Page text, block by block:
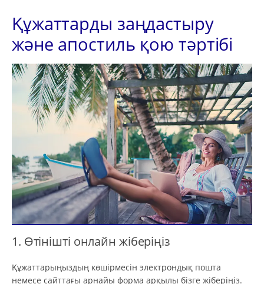
Құжаттарды заңдастыру
және апостиль қою тәртібі
1. Өтінішті онлайн жіберіңіз
Құжаттарыңыздың көшірмесін электрондық пошта
немесе сайттағы арнайы форма арқылы бізге жіберіңіз.